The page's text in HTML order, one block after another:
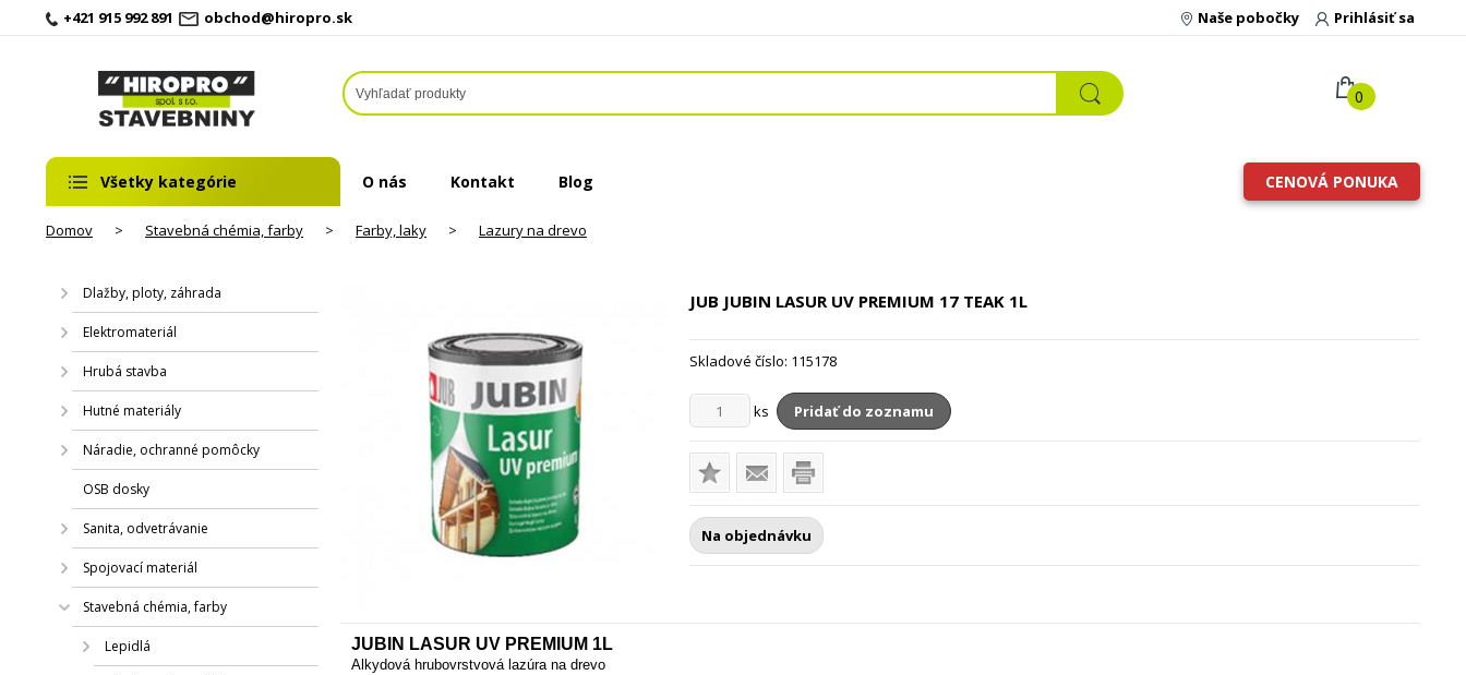
+421 915 992 891 obchod@hiropro.sk Prihlásiť sa
Naše pobočky
0
Všetky kategórie O nás Kontakt Blog CENOVÁ PONUKA
Domov > Stavebná chémia, farby > Farby, laky > Lazury na drevo
Dlažby, ploty, záhrada
Elektromateriál
Hrubá stavba
Hutné materiály
Náradie, ochranné pomôcky
OSB dosky
Sanita, odvetrávanie
Spojovací materiál
Stavebná chémia, farby
Lepidlá
JUB JUBIN LASUR UV PREMIUM 17 TEAK 1L
Skladové číslo: 115178
ks Pridať do zoznamu
Na objednávku
JUBIN LASUR UV PREMIUM 1L
Alkydová hrubovrstvová lazúra na drevo